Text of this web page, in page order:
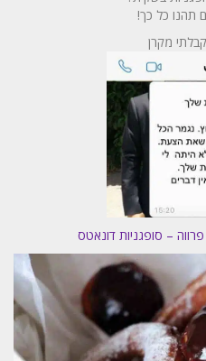
תהנו כל כך!
מקרן
– סופגניות דונאטס